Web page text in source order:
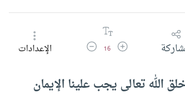
زيادة حجم الخط
16 تقليل حجم الخطالإعدادات
الله تعالى يجب علينا الإيمان